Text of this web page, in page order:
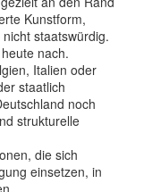
Kunstform,
staatswürdig.
nach.
Italien oder
staatlich
noch
strukturelle
die sich
einsetzen, in